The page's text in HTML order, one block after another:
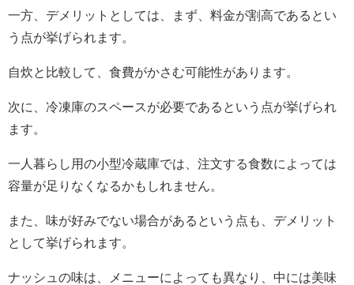
一方、デメリットとしては、まず、料金が割高であるとい
う点が挙げられます。
自炊と比較して、食費がかさむ可能性があります。
次に、冷凍庫のスペースが必要であるという点が挙げられ
ます。
一人暮らし用の小型冷蔵庫では、注文する食数によっては
容量が足りなくなるかもしれません。
また、味が好みでない場合があるという点も、デメリット
として挙げられます。
ナッシュの味は、メニューによっても異なり、中には美味